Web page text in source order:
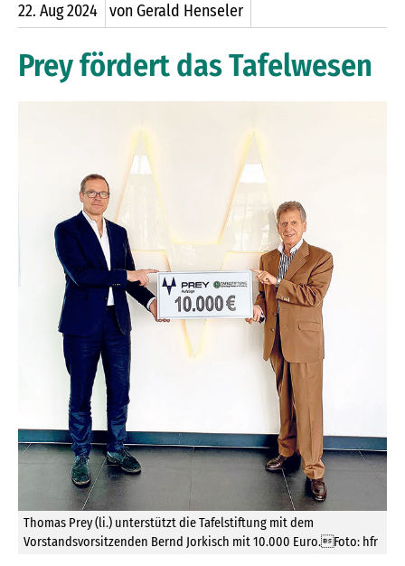
22. Aug2024 von Gerald Henseler
Prey fördert das Tafelwesen
Thomas Prey (li.) unterstützt die Tafelstiftung mit dem
Vorstandsvorsitzenden Bernd Jorkisch mit 10.000 Euro.Foto: hfr